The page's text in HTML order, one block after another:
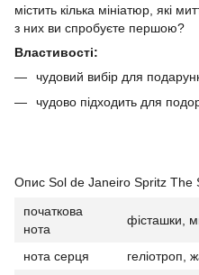
містить кілька мініатюр, які
з них ви спробуєте першою?
Властивості:
чудовий вибір для
чудово підходить для
Опис Sol de Janeiro Spritz The
початкова
нота
фісташки,
нота серця геліотроп,